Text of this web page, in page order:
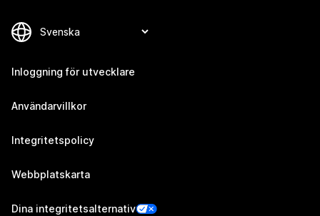
Inloggning för utvecklare
Användarvillkor
Integritetspolicy
Webbplatskarta
Dina integritetsalternativ